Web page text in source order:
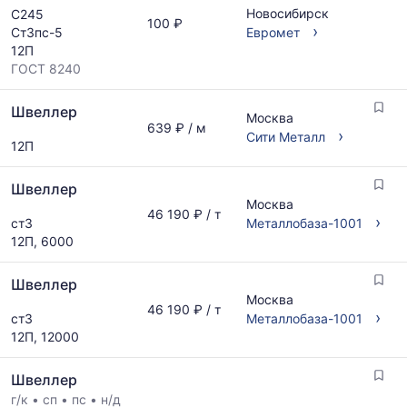
данным
прайс-
листов
поставщиков
месяц.
Статистика
актуальным
и
обновляется
по
мере
прайс-
листов.
металлопрокат
указанием
ГОСТ,
размеров
по
запросу
С245
Ст3пс-5
12П
ГОСТ 8240
100 ₽
Новосибирск
Евромет
›
Швеллер
12П
639 ₽ / м
Москва
Сити Металл
›
Швеллер
ст3
12П, 6000
46 190 ₽ / т
Москва
Металлобаза-1001
›
Швеллер
ст3
12П, 12000
46 190 ₽ / т
Москва
Металлобаза-1001
›
Швеллер
г/к • сп • пс • н/д